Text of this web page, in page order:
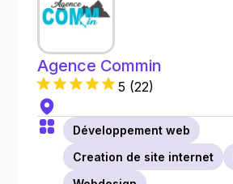
Agence Commin
5 (22)
Développement web
Creation de site internet